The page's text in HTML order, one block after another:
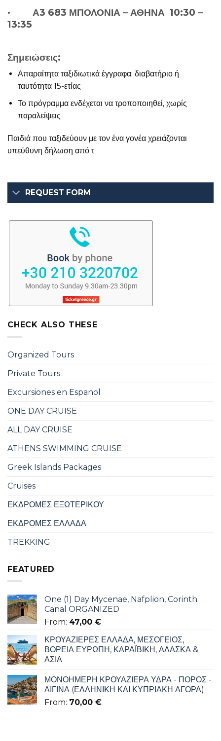
· Α3 683 ΜΠΟΛΟΝΙΑ – ΑΘΗΝΑ 10:30 –
13:35
Σημειώσεις:
Απαραίτητα ταξιδιωτικά έγγραφα: διαβατήριο ή
ταυτότητα 15-ετίας
Το πρόγραμμα ενδέχεται να τροποποιηθεί, χωρίς
παραλείψεις
Παιδιά που ταξιδεύουν με τον ένα γονέα χρειάζονται
υπεύθυνη δήλωση από τ
REQUEST FORM
CHECK ALSO THESE
Organized Tours
Private Tours
Excursiones en Espanol
ONE DAY CRUISE
ALL DAY CRUISE
ATHENS SWIMMING CRUISE
Greek Islands Packages
Cruises
ΕΚΔΡΟΜΕΣ ΕΞΩΤΕΡΙΚΟΥ
ΕΚΔΡΟΜΕΣ ΕΛΛΑΔΑ
TREKKING
FEATURED
One (1) Day Mycenae, Nafplion, Corinth
Canal ORGANIZED
From: 47,00 €
ΚΡΟΥΑΖΙΕΡΕΣ ΕΛΛΑΔΑ, ΜΕΣΟΓΕΙΟΣ,
ΒΟΡΕΙΑ ΕΥΡΩΠΗ, ΚΑΡΑΪΒΙΚΗ, ΑΛΑΣΚΑ &
ΑΣΙΑ
ΜΟΝΟΗΜΕΡΗ ΚΡΟΥΑΖΙΕΡΑ ΥΔΡΑ - ΠΟΡΟΣ -
ΑΙΓΙΝΑ (ΕΛΛΗΝΙΚΗ ΚΑΙ ΚΥΠΡΙΑΚΗ ΑΓΟΡΑ)
From: 70,00 €